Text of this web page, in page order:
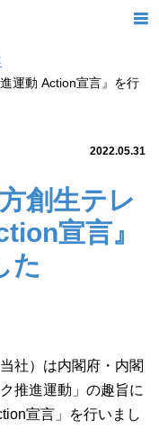
運動 Action宣言』を行
2022.05.31
創生テレ
宣言』
た
社）は内閣府・内閣
推進運動」の趣旨に
宣言」を行いまし